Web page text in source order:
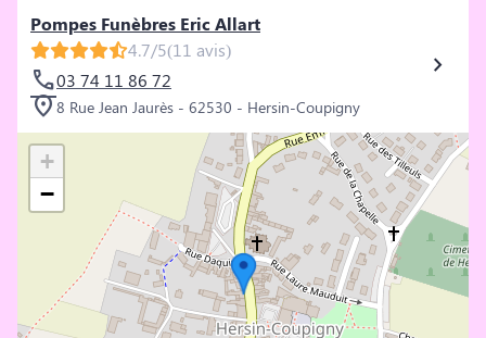
Pompes Funèbres Eric Allart
4.7/5(11 avis)
03 74 11 86 72
8 Rue Jean Jaurès - 62530 - Hersin-Coupigny
+
−